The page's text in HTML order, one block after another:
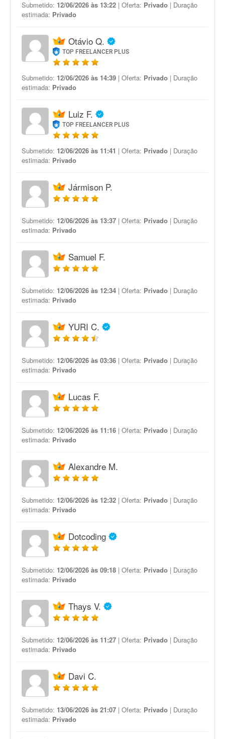
Submetido: 12/06/2026 às 13:22 | Oferta: Privado | Duração
estimada: Privado
Otávio Q.
TOP FREELANCER PLUS
Submetido: 12/06/2026 às 14:39 | Oferta: Privado | Duração
estimada: Privado
Luiz F.
TOP FREELANCER PLUS
Submetido: 12/06/2026 às 11:41 | Oferta: Privado | Duração
estimada: Privado
Jármison P.
Submetido: 12/06/2026 às 13:37 | Oferta: Privado | Duração
estimada: Privado
Samuel F.
Submetido: 12/06/2026 às 12:34 | Oferta: Privado | Duração
estimada: Privado
YURI C.
Submetido: 12/06/2026 às 03:36 | Oferta: Privado | Duração
estimada: Privado
Lucas F.
Submetido: 12/06/2026 às 11:16 | Oferta: Privado | Duração
estimada: Privado
Alexandre M.
Submetido: 12/06/2026 às 12:32 | Oferta: Privado | Duração
estimada: Privado
Dotcoding
Submetido: 12/06/2026 às 09:18 | Oferta: Privado | Duração
estimada: Privado
Thays V.
Submetido: 12/06/2026 às 11:27 | Oferta: Privado | Duração
estimada: Privado
Davi C.
Submetido: 13/06/2026 às 21:07 | Oferta: Privado | Duração
estimada: Privado